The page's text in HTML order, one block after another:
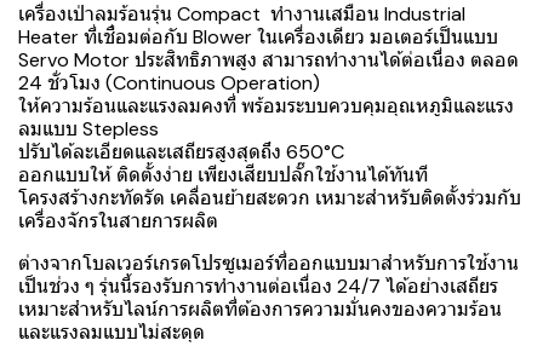
เครื่องเป่าลมร้อนรุ่น Compact ทำงานเสมือน Industrial
Heater ที่เชื่อมต่อกับ Blower ในเครื่องเดียว มอเตอร์เป็นแบบ
Servo Motor ประสิทธิภาพสูง สามารถทำงานได้ต่อเนื่อง ตลอด
24 ชั่วโมง (Continuous Operation)
ให้ความร้อนและแรงลมคงที่ พร้อมระบบควบคุมอุณหภูมิและแรง
ลมแบบ Stepless
ปรับได้ละเอียดและเสถียรสูงสุดถึง 650°C
ออกแบบให้ ติดตั้งง่าย เพียงเสียบปลั๊กใช้งานได้ทันที
โครงสร้างกะทัดรัด เคลื่อนย้ายสะดวก เหมาะสำหรับติดตั้งร่วมกับ
เครื่องจักรในสายการผลิต
ต่างจากโบลเวอร์เกรดโปรซูเมอร์ที่ออกแบบมาสำหรับการใช้งาน
เป็นช่วง ๆ รุ่นนี้รองรับการทำงานต่อเนื่อง 24/7 ได้อย่างเสถียร
เหมาะสำหรับไลน์การผลิตที่ต้องการความมั่นคงของความร้อน
และแรงลมแบบไม่สะดุด